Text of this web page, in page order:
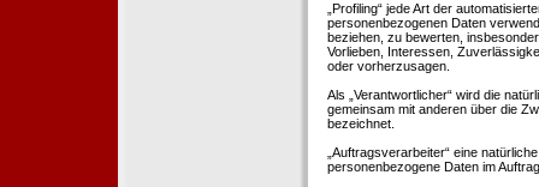
„Profiling“ jede Art der
personenbezogenen Daten
beziehen, zu bewerten,
Vorlieben, Interessen,
oder vorherzusagen.
Als „Verantwortlicher“ wird die
gemeinsam mit anderen über die
bezeichnet.
„Auftragsverarbeiter“ eine
personenbezogene Daten im